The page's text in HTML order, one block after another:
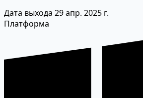
Дата выхода 29 апр. 2025 г.
Платформа